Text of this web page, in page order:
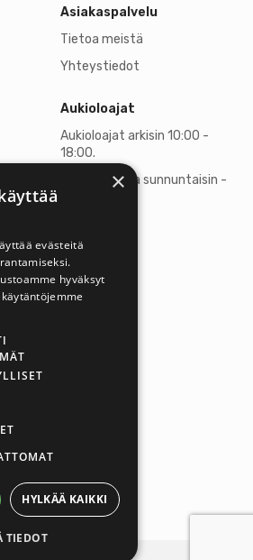
Asiakaspalvelu
Tietoa meistä
Yhteystiedot
Aukioloajat
Aukioloajat arkisin 10:00 -
18:00.
Lauantaisin ja sunnuntaisin -
×
evästeitä
hyväksyt
HYLKÄÄ KAIKKI
TIEDOT